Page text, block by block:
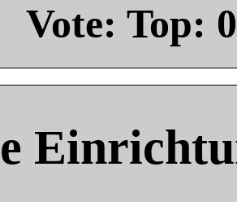
Vote: Top: 0